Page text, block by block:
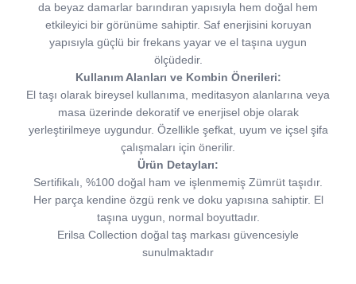
da beyaz damarlar barındıran yapısıyla hem doğal hem
etkileyici bir görünüme sahiptir. Saf enerjisini koruyan
yapısıyla güçlü bir frekans yayar ve el taşına uygun
ölçüdedir.
Kullanım Alanları ve Kombin Önerileri:
El taşı olarak bireysel kullanıma, meditasyon alanlarına veya
masa üzerinde dekoratif ve enerjisel obje olarak
yerleştirilmeye uygundur. Özellikle şefkat, uyum ve içsel şifa
çalışmaları için önerilir.
Ürün Detayları:
Sertifikalı, %100 doğal ham ve işlenmemiş Zümrüt taşıdır.
Her parça kendine özgü renk ve doku yapısına sahiptir. El
taşına uygun, normal boyuttadır.
Erilsa Collection doğal taş markası güvencesiyle
sunulmaktadır